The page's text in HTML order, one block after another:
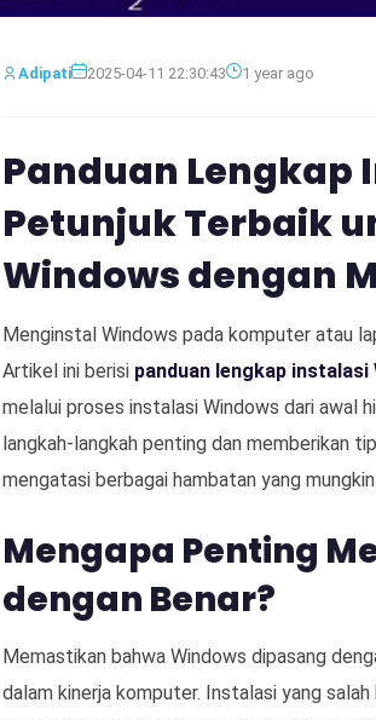
Adipati 2025-04-11 22:30:43 1 year ago
Panduan Lengkap
Petunjuk Terbaik
Windows dengan
Menginstal Windows pada komputer atau
Artikel ini berisi panduan lengkap instalasi
melalui proses instalasi Windows dari awal
langkah-langkah penting dan memberikan
mengatasi berbagai hambatan yang
Mengapa Penting
dengan Benar?
Memastikan bahwa Windows dipasang
dalam kinerja komputer. Instalasi yang